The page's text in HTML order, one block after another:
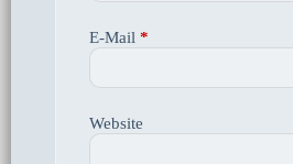
E-Mail *
Website